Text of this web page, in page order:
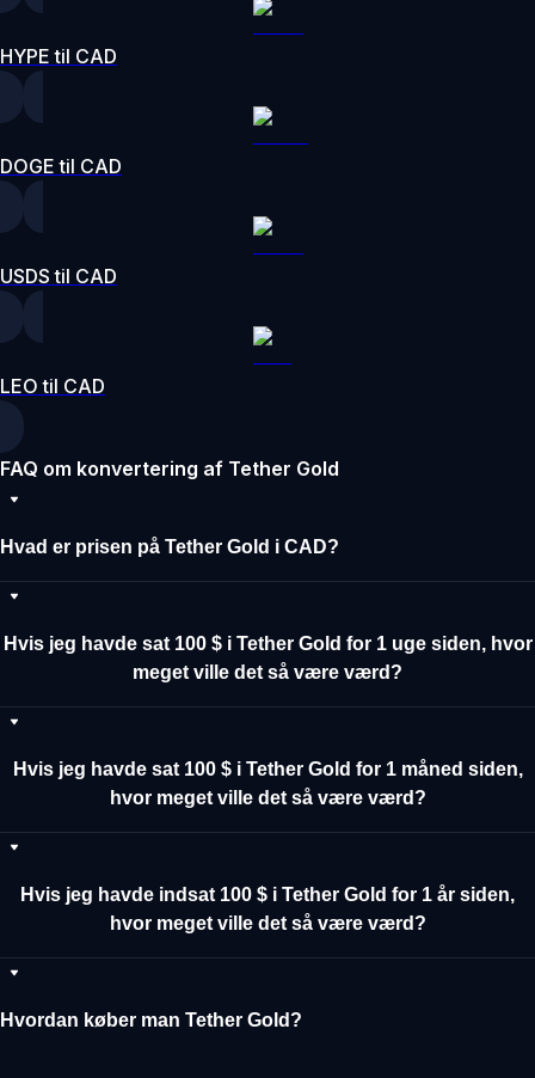
HYPE til CAD
DOGE til CAD
USDS til CAD
LEO til CAD
FAQ om konvertering af Tether Gold
Hvad er prisen på Tether Gold i CAD?
Hvis jeg havde sat 100 $ i Tether Gold for 1 uge siden, hvor
meget ville det så være værd?
Hvis jeg havde sat 100 $ i Tether Gold for 1 måned siden,
hvor meget ville det så være værd?
Hvis jeg havde indsat 100 $ i Tether Gold for 1 år siden,
hvor meget ville det så være værd?
Hvordan køber man Tether Gold?